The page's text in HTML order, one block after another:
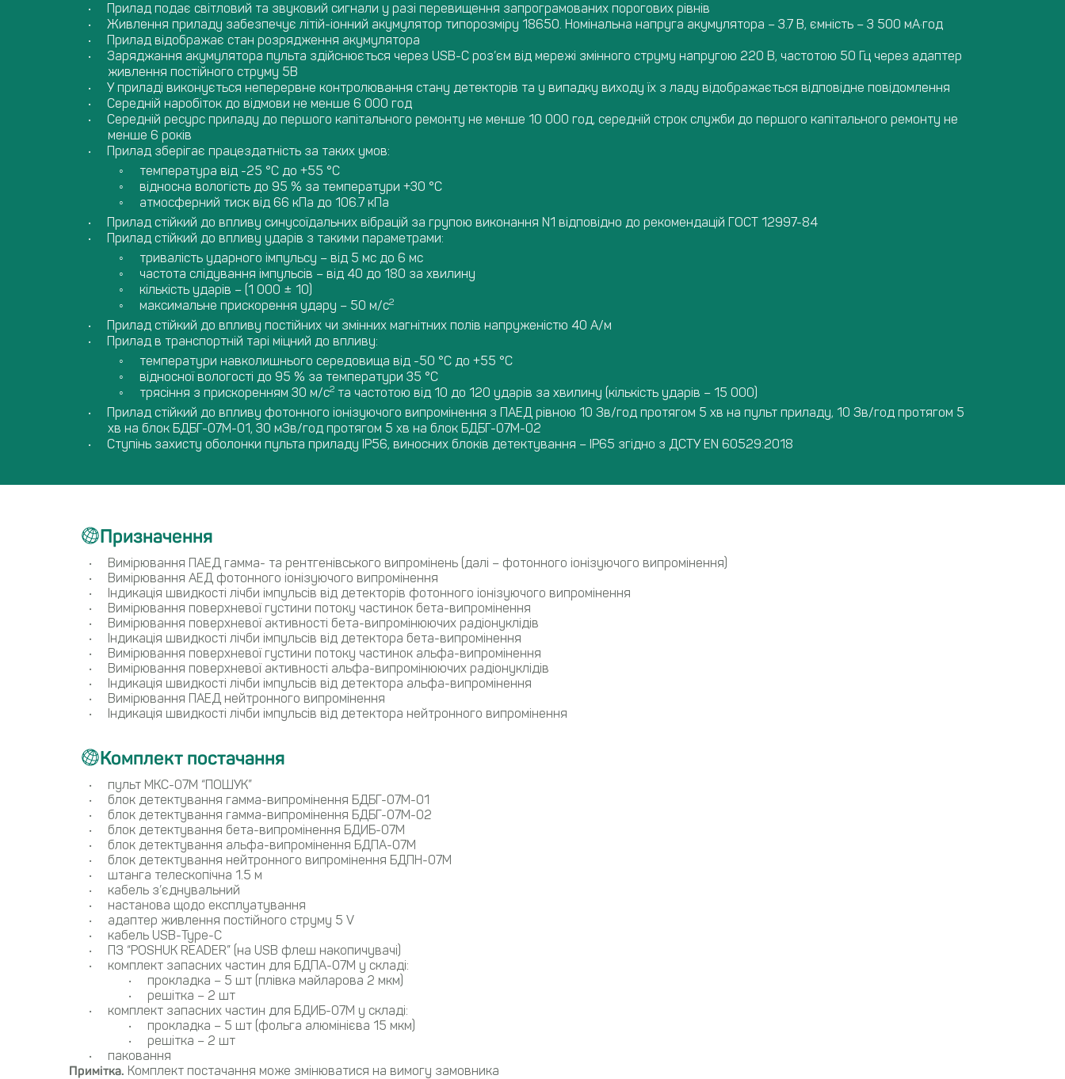
Прилад подає світловий та звуковий сигнали у разі перевищення запрограмованих порогових рівнів
Живлення приладу забезпечує літій-іонний акумулятор типорозміру 18650. Номінальна напруга акумулятора – 3.7 В, ємність – 3 500 мА·год
Прилад відображає стан розрядження акумулятора
Заряджання акумулятора пульта здійснюється через USB-C роз’єм від мережі змінного струму напругою 220 В, частотою 50 Гц через адаптер
живлення постійного струму 5В
У приладі виконується неперервне контролювання стану детекторів та у випадку виходу їх з ладу відображається відповідне повідомлення
Середній наробіток до відмови не менше 6 000 год
Середній ресурс приладу до першого капітального ремонту не менше 10 000 год, середній строк служби до першого капітального ремонту не
менше 6 років
Прилад зберігає працездатність за таких умов:
температура від -25 °С до +55 °С
відносна вологість до 95 % за температури +30 °С
атмосферний тиск від 66 кПа до 106.7 кПа
Прилад стійкий до впливу синусоїдальних вібрацій за групою виконання N1 відповідно до рекомендацій ГОСТ 12997-84
Прилад стійкий до впливу ударів з такими параметрами:
тривалість ударного імпульсу – від 5 мс до 6 мс
частота слідування імпульсів – від 40 до 180 за хвилину
кількість ударів – (1 000 ± 10)
максимальне прискорення удару – 50 м/с2
Прилад стійкий до впливу постійних чи змінних магнітних полів напруженістю 40 А/м
Прилад в транспортній тарі міцний до впливу:
температури навколишнього середовища від -50 °С до +55 °С
відносної вологості до 95 % за температури 35 °С
трясіння з прискоренням 30 м/с2 та частотою від 10 до 120 ударів за хвилину (кількість ударів – 15 000)
Прилад стійкий до впливу фотонного іонізуючого випромінення з ПАЕД рівною 10 Зв/год протягом 5 хв на пульт приладу, 10 Зв/год протягом 5
хв на блок БДБГ-07М-01, 30 мЗв/год протягом 5 хв на блок БДБГ-07М-02
Ступінь захисту оболонки пульта приладу ІР56, виносних блоків детектування – ІР65 згідно з ДСТУ EN 60529:2018
Призначення
Вимірювання ПАЕД гамма- та рентгенівського випромінень (далі – фотонного іонізуючого випромінення)
Вимірювання АЕД фотонного іонізуючого випромінення
Індикація швидкості лічби імпульсів від детекторів фотонного іонізуючого випромінення
Вимірювання поверхневої густини потоку частинок бета-випромінення
Вимірювання поверхневої активності бета-випромінюючих радіонуклідів
Індикація швидкості лічби імпульсів від детектора бета-випромінення
Вимірювання поверхневої густини потоку частинок альфа-випромінення
Вимірювання поверхневої активності альфа-випромінюючих радіонуклідів
Індикація швидкості лічби імпульсів від детектора альфа-випромінення
Вимірювання ПАЕД нейтронного випромінення
Індикація швидкості лічби імпульсів від детектора нейтронного випромінення
Комплект постачання
пульт МКС-07М “ПОШУК”
блок детектування гамма-випромiнення БДБГ-07М-01
блок детектування гамма-випромiнення БДБГ-07М-02
блок детектування бета-випромінення БДИБ-07М
блок детектування альфа-випромінення БДПА-07М
блок детектування нейтронного випромінення БДПН-07М
штанга телескопічна 1.5 м
кабель з’єднувальний
настанова щодо експлуатування
адаптер живлення постійного струму 5 V
кабель USB-Туре-C
ПЗ “POSHUK READER” (на USB флеш накопичувачі)
комплект запасних частин для БДПА-07М у складі:
прокладка – 5 шт (плівка майларова 2 мкм)
решітка – 2 шт
комплект запасних частин для БДИБ-07М у складі:
прокладка – 5 шт (фольга алюмінієва 15 мкм)
решітка – 2 шт
паковання
Примітка. Комплект постачання може змінюватися на вимогу замовника